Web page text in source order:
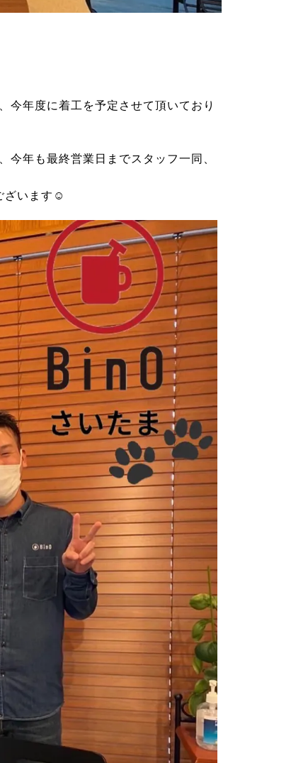
今年度に着工を予定させて頂いており
年も最終営業日までスタッフ一同、
ざいます☺